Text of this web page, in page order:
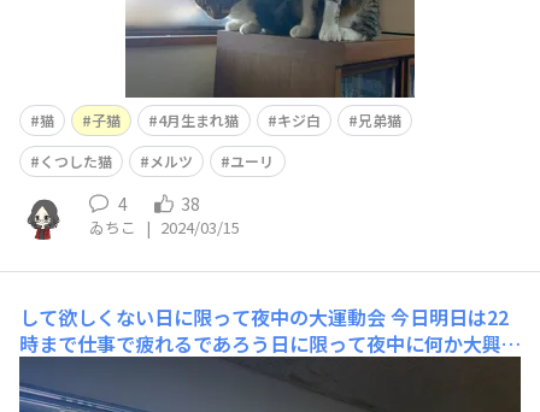
猫 子猫 4月生まれ猫 キジ白
兄弟猫
くつした猫
メルツ ユーリ
4 38
ゐちこ | 2024/03/15
して欲しくない日に限って夜中の大運動会今日明日は22
時まで仕事で疲れるであろう日に限って夜中に何か大興奮
してニャンズ2人でずっと大運動会開催。新レジシステム
の勉強会も今日あるのに勘弁してくりゃれ😂